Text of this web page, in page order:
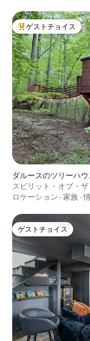
大好評のゲストチョ
ゲストチョイス
ダルースのツリーハウ
スピリット・オブ・
ロケーション · 家族 ·
ゲストチョイス
ゲストチョイス